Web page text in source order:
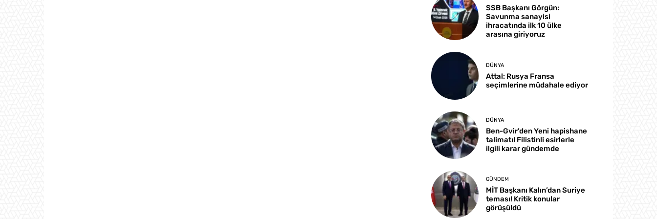
SSB Başkanı Görgün:
Savunma sanayisi
ihracatında ilk 10 ülke
arasına giriyoruz
DÜNYA
Attal: Rusya Fransa
seçimlerine müdahale ediyor
DÜNYA
Ben-Gvir’den Yeni hapishane
talimatı! Filistinli esirlerle
ilgili karar gündemde
GÜNDEM
MİT Başkanı Kalın’dan Suriye
teması! Kritik konular
görüşüldü